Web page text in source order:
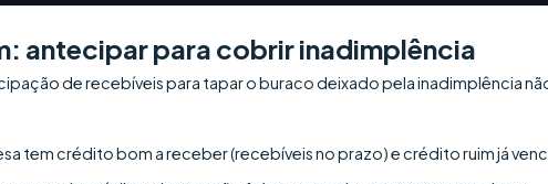
antecipar para cobrir inadimplência
de recebíveis para tapar o buraco deixado pela inadimplência
tem crédito bom a receber (recebíveis no prazo) e crédito ruim já